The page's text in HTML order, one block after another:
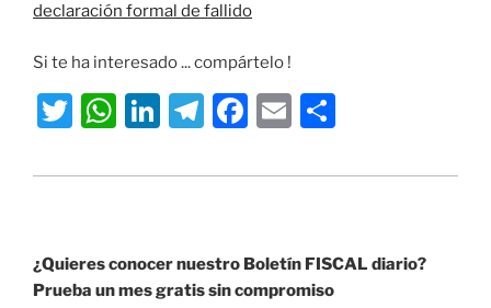
declaración formal de fallido
Si te ha interesado ... compártelo !
T
itt
W
at
A
p
Li
k
dI
n
T
e
a
m
F
c
b
o
E
ai ar
¿Quieres conocer nuestro Boletín FISCAL diario?
Prueba un mes gratis sin compromiso